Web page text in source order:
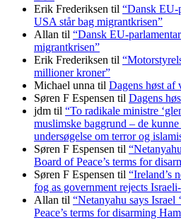
Erik Frederiksen til “Dansk EU-
USA står bag migrantkrisen”
Allan til “Dansk EU-
migrantkrisen”
Erik Frederiksen til
millioner kroner”
Michael unna til Dagens høst af
Søren F Espensen til Dagens
jdm til “To radikale ministre
muslimske baggrund – de
undersøgelse om terror og
Søren F Espensen til
Board of Peace’s terms for
Søren F Espensen til “Ireland’s
fog as government rejects
Allan til “Netanyahu says Israel
Peace’s terms for disarming